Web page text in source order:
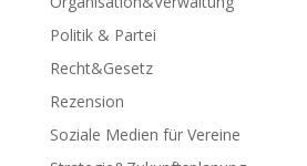
Politik & Partei
Recht&Gesetz
Rezension
Soziale Medien für Vereine